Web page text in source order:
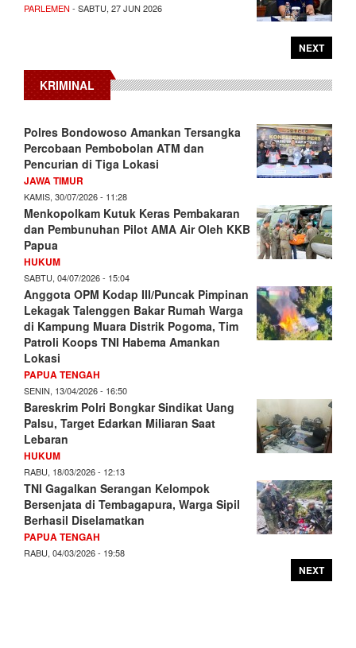
PARLEMEN - SABTU, 27 JUN 2026
NEXT
KRIMINAL
Polres Bondowoso Amankan Tersangka
Percobaan Pembobolan ATM dan
Pencurian di Tiga Lokasi
JAWA TIMUR
KAMIS, 30/07/2026 - 11:28
Menkopolkam Kutuk Keras Pembakaran
dan Pembunuhan Pilot AMA Air Oleh KKB
Papua
HUKUM
SABTU, 04/07/2026 - 15:04
Anggota OPM Kodap III/Puncak Pimpinan
Lekagak Talenggen Bakar Rumah Warga
di Kampung Muara Distrik Pogoma, Tim
Patroli Koops TNI Habema Amankan
Lokasi
PAPUA TENGAH
SENIN, 13/04/2026 - 16:50
Bareskrim Polri Bongkar Sindikat Uang
Palsu, Target Edarkan Miliaran Saat
Lebaran
HUKUM
RABU, 18/03/2026 - 12:13
TNI Gagalkan Serangan Kelompok
Bersenjata di Tembagapura, Warga Sipil
Berhasil Diselamatkan
PAPUA TENGAH
RABU, 04/03/2026 - 19:58
NEXT